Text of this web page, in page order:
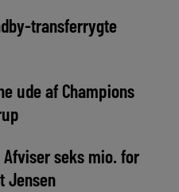
transferrygte
ude af Champions
seks mio. for
Jensen